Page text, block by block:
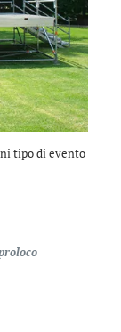
tipo di evento